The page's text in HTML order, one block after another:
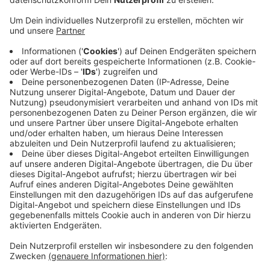
uns wollen das feiern - mit Glühwein und auf
Schlittschuhen. Die Weihnachtsmärkte und Eisbahnen
bieten dafür eine gute Möglichkeit. Vreden ist schon in
Betrieb, Borken kommt heute dazu - nur in Bocholt
wird das mit der Eisbahn heute noch nichts! In der
letzten Zeit war es einfach zu warm, also konnte das
Eis auf der Bahn noch nicht dick und fest genug
werden. Wer alternativ einen der zahlreichen
Weihnachtsmärkte besuchen möchte, kann z.B. auch
nach Anholt oder Südlohn fahren. Hier beginnen
weitere Weihnachtsmärkte.
Anzeige